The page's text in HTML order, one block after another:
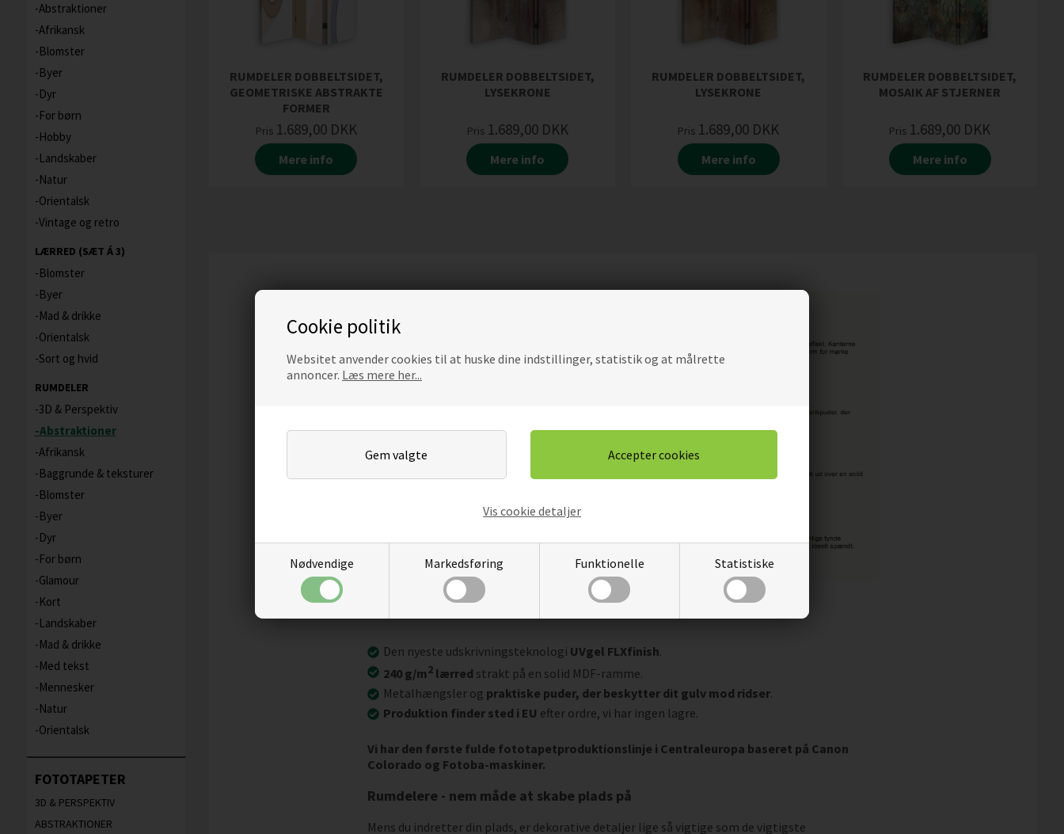
Cookie politik
Websitet anvender cookies til at huske dine indstillinger, statistik og at målrette
annoncer. Læs mere her...
Nødvendige Markedsføring Funktionelle Statistiske
Vis cookie detaljer
Abstraktioner
Afrikansk
Blomster
Byer
Dyr
For børn
Hobby
Landskaber
Natur
Orientalsk
Vintage og retro
LÆRRED (SÆT Á 3)
Blomster
Byer
Mad & drikke
Orientalsk
Sort og hvid
RUMDELER
3D & Perspektiv
Abstraktioner
Afrikansk
Baggrunde & teksturer
Blomster
Byer
Dyr
For børn
Glamour
Kort
Landskaber
Mad & drikke
Med tekst
Mennesker
Natur
Orientalsk
FOTOTAPETER
3D & PERSPEKTIV
ABSTRAKTIONER
RUMDELER DOBBELTSIDET,
GEOMETRISKE ABSTRAKTE
FORMER
Pris 1.689,00 DKK
Mere info
RUMDELER DOBBELTSIDET,
LYSEKRONE
Pris 1.689,00 DKK
Mere info
RUMDELER DOBBELTSIDET,
LYSEKRONE
Pris 1.689,00 DKK
Mere info
RUMDELER DOBBELTSIDET,
MOSAIK AF STJERNER
Pris 1.689,00 DKK
Mere info
Vigtigste produktegenskaber:
Den nyeste udskrivningsteknologi UVgel FLXfinish.
240 g/m2lærred strakt på en solid MDF-ramme.
Metalhængsler og praktiske puder, der beskytter dit gulv mod ridser.
Produktion finder sted i EU efter ordre, vi har ingen lagre.
Vi har den første fulde fototapetproduktionslinje i Centraleuropa baseret på Canon
Colorado og Fotoba-maskiner.
Rumdelere - nem måde at skabe plads på
Mens du indretter din plads, er dekorative detaljer lige så vigtige som de vigtigste